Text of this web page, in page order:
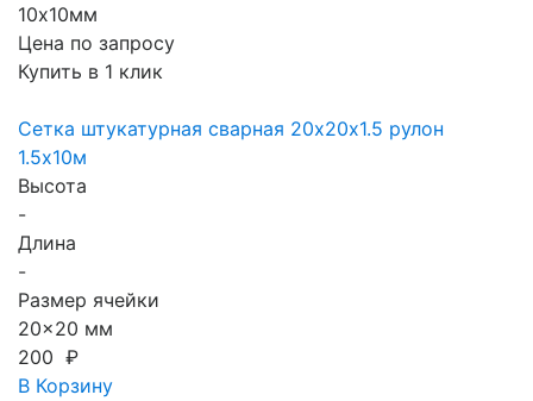
10х10мм
Цена по запросу
Купить в 1 клик
Сетка штукатурная сварная 20х20х1.5 рулон
1.5х10м
Высота
-
Длина
-
Размер ячейки
20x20 мм
200 ₽
В Корзину